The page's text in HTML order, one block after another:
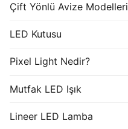
Çift Yönlü Avize Modelleri
LED Kutusu
Pixel Light Nedir?
Mutfak LED Işık
Lineer LED Lamba